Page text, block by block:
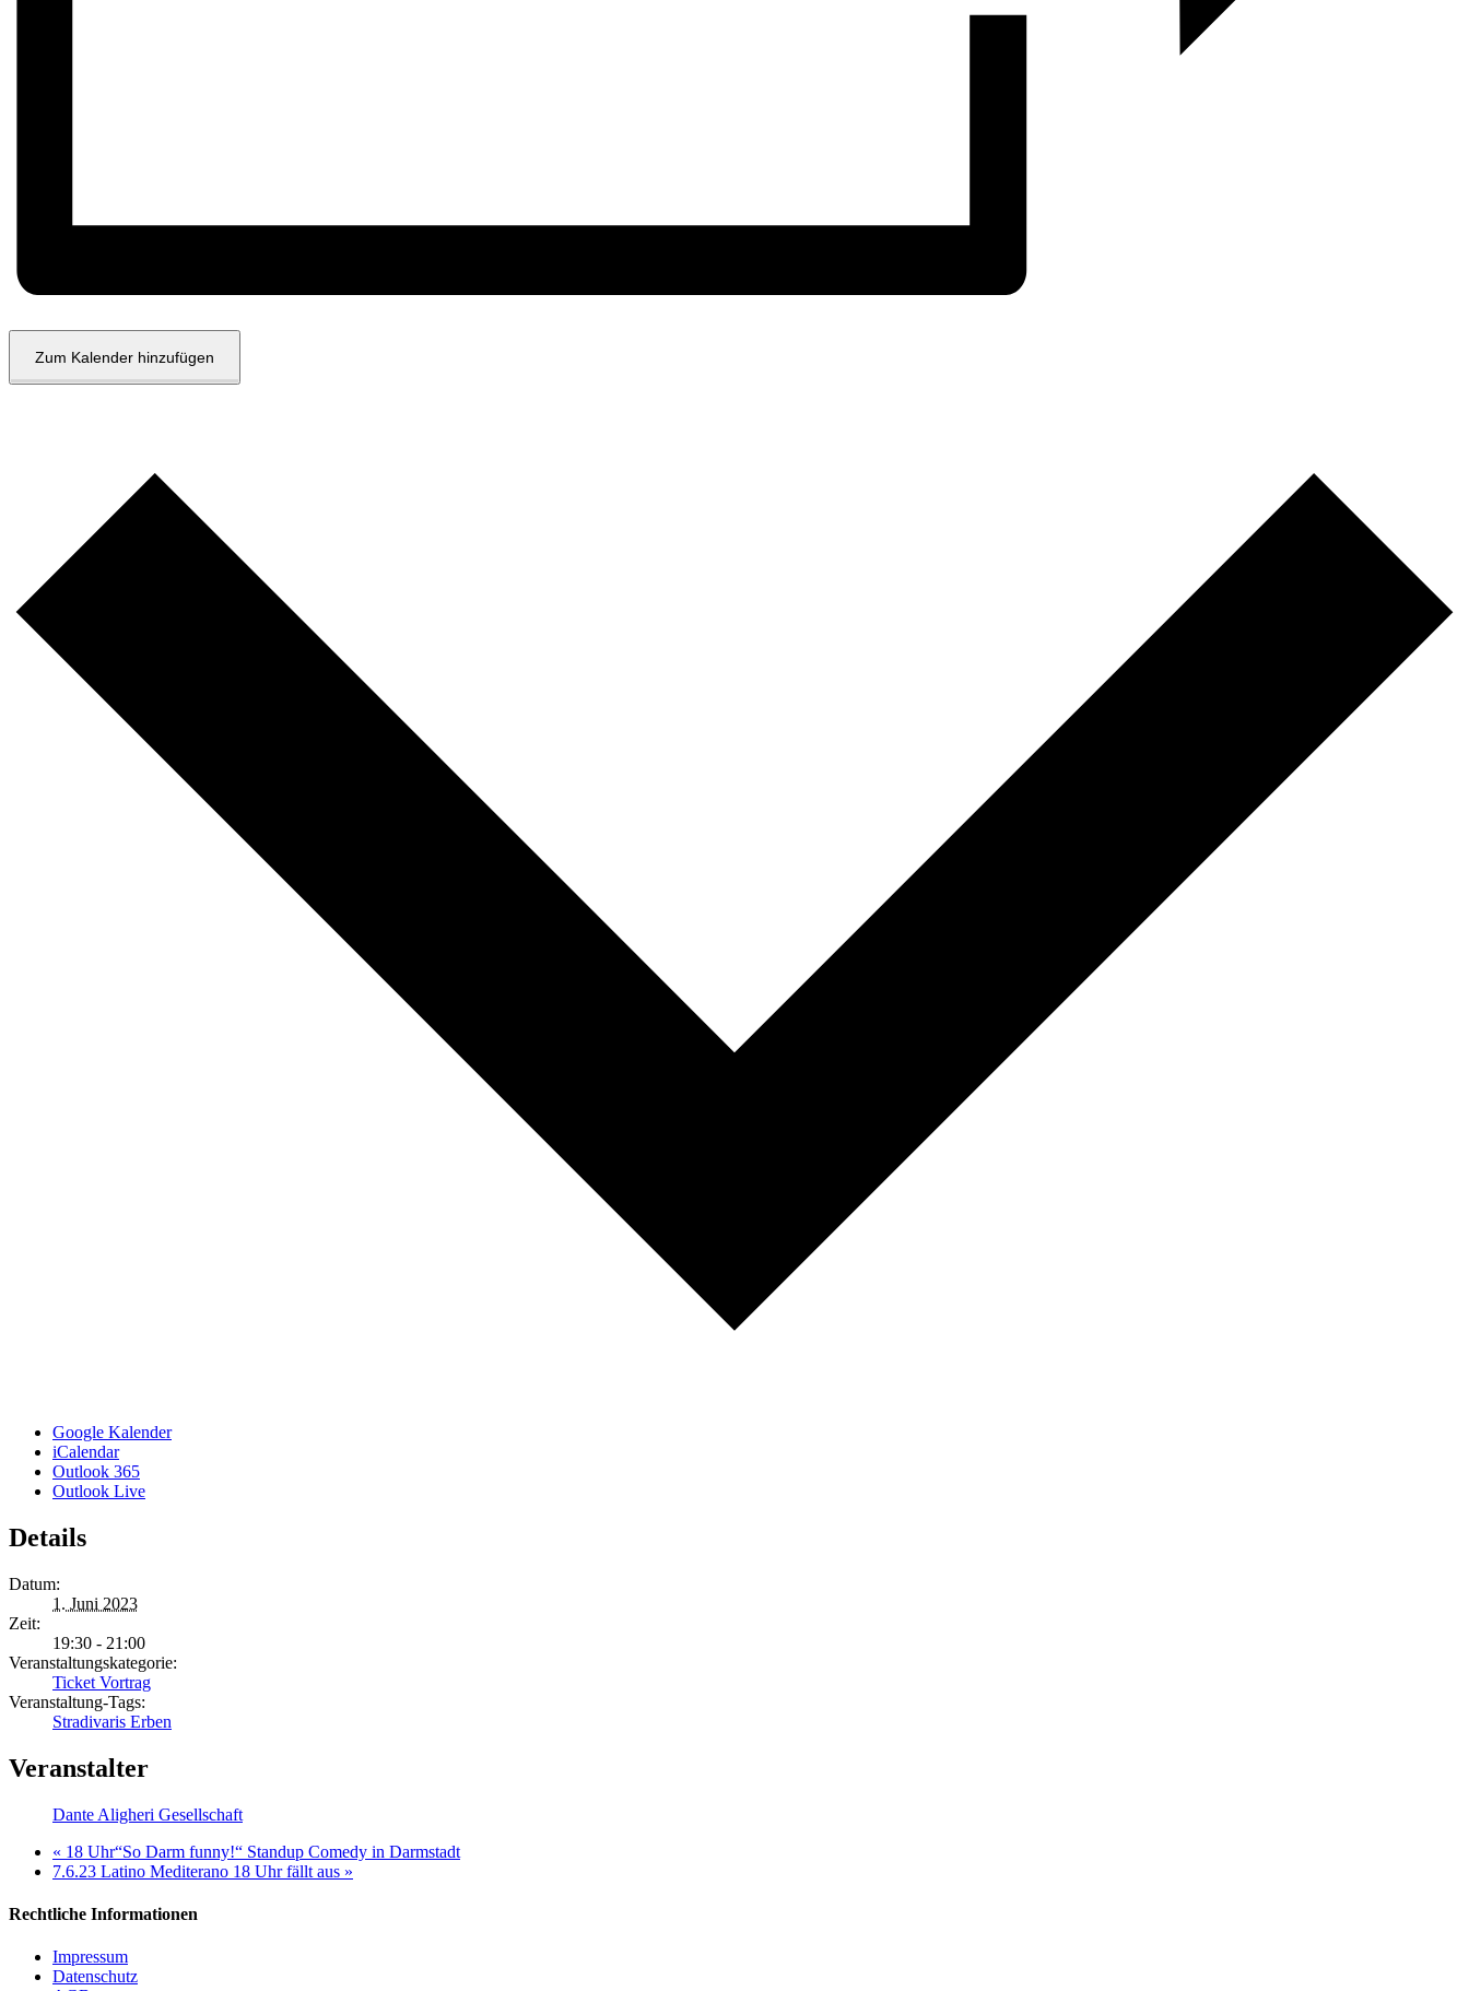
Zum Kalender hinzufügen
Google Kalender
iCalendar
Outlook 365
Outlook Live
Details
Datum:
1. Juni 2023
Zeit:
19:30 - 21:00
Veranstaltungskategorie:
Ticket Vortrag
Veranstaltung-Tags:
Stradivaris Erben
Veranstalter
Dante Aligheri Gesellschaft
« 18 Uhr“So Darm funny!“ Standup Comedy in Darmstadt
7.6.23 Latino Mediterano 18 Uhr fällt aus »
Rechtliche Informationen
Impressum
Datenschutz